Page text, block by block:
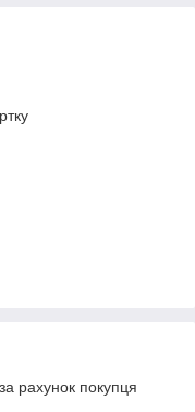
рахунок покупця